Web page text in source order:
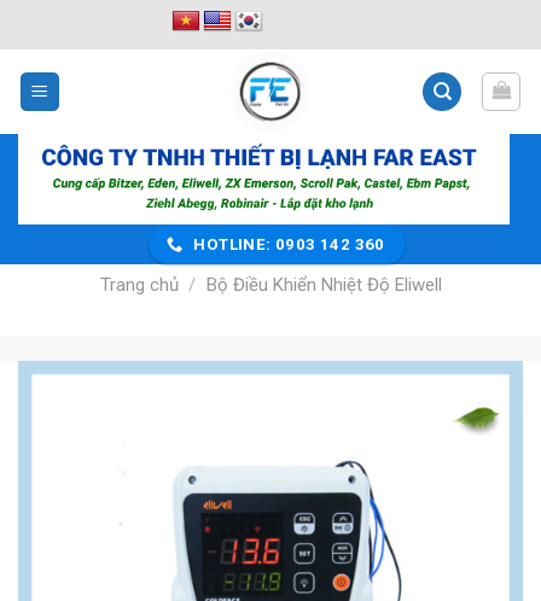
qua
nội
dung
HOTLINE: 0903 142 360
Trang chủ / Bộ Điều Khiển Nhiệt Độ Eliwell